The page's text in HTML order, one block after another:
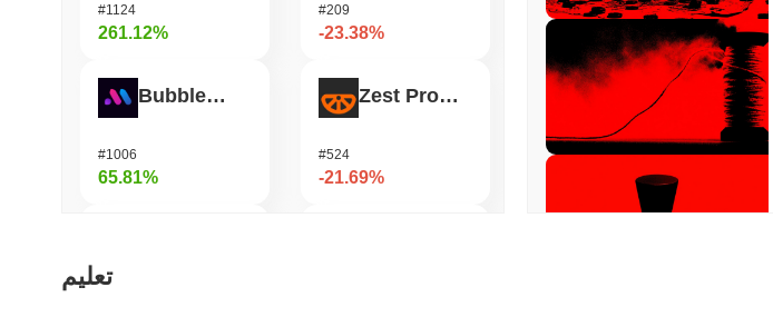
#1124
261.12%
Bubblemaps
#1006
65.81%
#209
-23.38%
Zest Protocol
#524
-21.69%
تعليم